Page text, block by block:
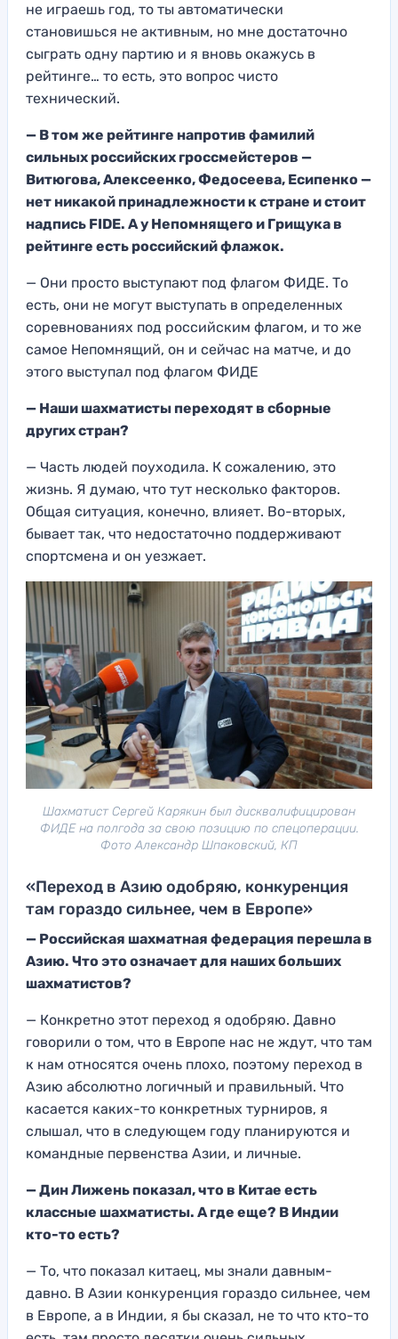
не играешь год, то ты автоматически
становишься не активным, но мне достаточно
сыграть одну партию и я вновь окажусь в
рейтинге… то есть, это вопрос чисто
технический.
— В том же рейтинге напротив фамилий
сильных российских гроссмейстеров —
Витюгова, Алексеенко, Федосеева, Есипенко —
нет никакой принадлежности к стране и стоит
надпись FIDE. А у Непомнящего и Грищука в
рейтинге есть российский флажок.
— Они просто выступают под флагом ФИДЕ. То
есть, они не могут выступать в определенных
соревнованиях под российским флагом, и то же
самое Непомнящий, он и сейчас на матче, и до
этого выступал под флагом ФИДЕ
— Наши шахматисты переходят в сборные
других стран?
— Часть людей поуходила. К сожалению, это
жизнь. Я думаю, что тут несколько факторов.
Общая ситуация, конечно, влияет. Во-вторых,
бывает так, что недостаточно поддерживают
спортсмена и он уезжает.
Шахматист Сергей Карякин был дисквалифицирован
ФИДЕ на полгода за свою позицию по спецоперации.
Фото Александр Шпаковский, КП
«Переход в Азию одобряю, конкуренция
там гораздо сильнее, чем в Европе»
— Российская шахматная федерация перешла в
Азию. Что это означает для наших больших
шахматистов?
— Конкретно этот переход я одобряю. Давно
говорили о том, что в Европе нас не ждут, что там
к нам относятся очень плохо, поэтому переход в
Азию абсолютно логичный и правильный. Что
касается каких-то конкретных турниров, я
слышал, что в следующем году планируются и
командные первенства Азии, и личные.
— Дин Лижень показал,что в Китае есть
классные шахматисты. А где еще? В Индии
кто-то есть?
— То, что показал китаец, мы знали давным-
давно. В Азии конкуренция гораздо сильнее, чем
в Европе, а в Индии, я бы сказал, не то что кто-то